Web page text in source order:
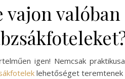
vajon
igen! Nemcsak
lehetőséget teremtenek